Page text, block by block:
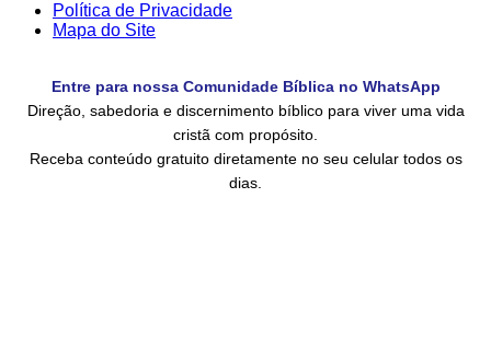
Política de Privacidade
Mapa do Site
Entre para nossa Comunidade Bíblica no WhatsApp
Direção, sabedoria e discernimento bíblico para viver uma vida
cristã com propósito.
Receba conteúdo gratuito diretamente no seu celular todos os
dias.